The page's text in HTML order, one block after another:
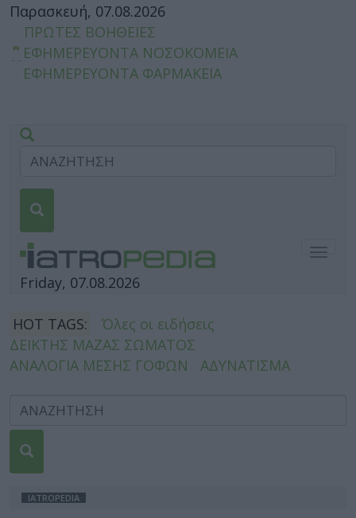
Παρασκευή, 07.08.2026
ΠΡΩΤΕΣ ΒΟΗΘΕΙΕΣ
ΕΦΗΜΕΡΕΥΟΝΤΑ ΝΟΣΟΚΟΜΕΙΑ
ΕΦΗΜΕΡΕΥΟΝΤΑ ΦΑΡΜΑΚΕΙΑ
Friday, 07.08.2026
HOT TAGS:
Όλες οι ειδήσεις
ΔΕΙΚΤΗΣ ΜΑΖΑΣ ΣΩΜΑΤΟΣ
ΑΝΑΛΟΓΙΑ ΜΕΣΗΣ ΓΟΦΩΝ
ΑΔΥΝΑΤΙΣΜΑ
IATROPEDIA